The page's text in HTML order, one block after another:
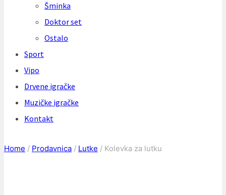
Šminka
Doktor set
Ostalo
Sport
Vipo
Drvene igračke
Muzičke igračke
Kontakt
Home / Prodavnica / Lutke / Kolevka za lutku